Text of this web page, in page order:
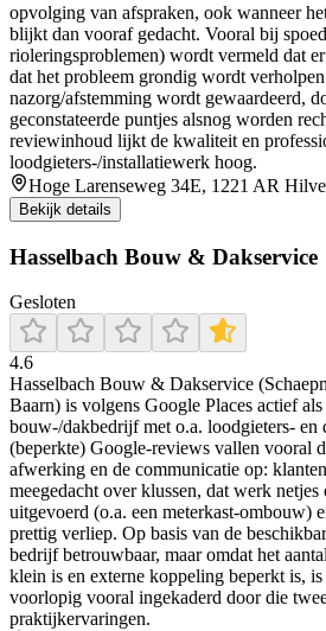
opvolging van afspraken, ook wanneer
blijkt dan vooraf gedacht. Vooral bij
rioleringsproblemen) wordt vermeld dat
dat het probleem grondig wordt
nazorg/afstemming wordt gewaardeerd,
geconstateerde puntjes alsnog worden
reviewinhoud lijkt de kwaliteit en
loodgieters-/installatiewerk hoog.
Hoge Larenseweg 34E, 1221 AR
Bekijk details
Hasselbach Bouw & Dakservice
Gesloten
4.6
Hasselbach Bouw & Dakservice
Baarn) is volgens Google Places actief
bouw-/dakbedrijf met o.a. loodgieters- en
(beperkte) Google-reviews vallen vooral
afwerking en de communicatie op:
meegedacht over klussen, dat werk
uitgevoerd (o.a. een meterkast-ombouw)
prettig verliep. Op basis van de
bedrijf betrouwbaar, maar omdat het
klein is en externe koppeling beperkt is,
voorlopig vooral ingekaderd door die
praktijkervaringen.